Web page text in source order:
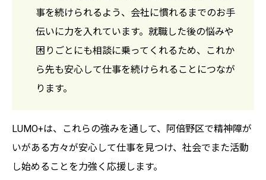
事を続けられるよう、会社に慣れるまでのお手
伝いに力を入れています。就職した後の悩みや
困りごとにも相談に乗ってくれるため、これか
ら先も安心して仕事を続けられることにつなが
ります。
LUMO+は、これらの強みを通して、阿倍野区で精神障が
いがある方々が安心して仕事を見つけ、社会でまた活動
し始めることを力強く応援します。